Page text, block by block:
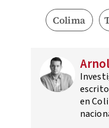
Colima
en